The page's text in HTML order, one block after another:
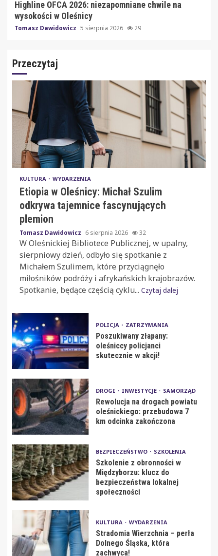
Highline OFCA 2026: niezapomniane chwile na
wysokości w Oleśnicy
Tomasz Dawidowicz 5 sierpnia 2026 29
Przeczytaj
KULTURA WYDARZENIA
Etiopia w Oleśnicy: Michał Szulim
odkrywa tajemnice fascynujących
plemion
Tomasz Dawidowicz 6 sierpnia 2026 32
W Oleśnickiej Bibliotece Publicznej, w upalny,
sierpniowy dzień, odbyło się spotkanie z
Michałem Szulimem, które przyciągnęło
miłośników podróży i afrykańskich krajobrazów.
Spotkanie, będące częścią cyklu... Czytaj dalej
POLICJA ZATRZYMANIA
Poszukiwany złapany:
oleśniccy policjanci
skutecznie w akcji!
DROGI INWESTYCJE SAMORZĄD
Rewolucja na drogach powiatu
oleśnickiego: przebudowa 7
km odcinka zakończona
BEZPIECZEŃSTWO SZKOLENIA
Szkolenie z obronności w
Międzyborzu: klucz do
bezpieczeństwa lokalnej
społeczności
KULTURA WYDARZENIA
Stradomia Wierzchnia – perła
Dolnego Śląska, która
zachwyca!